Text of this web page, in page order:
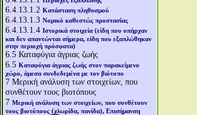
6.4.13.1.2 Κατάσταση πληθυσμού
6.4.13.1.3 Νομικό καθεστώς προστασίας
6.4.13.1.4 Ιστορικά στοιχεία (είδη που υπήρχαν
και δεν απαντώνται σήμερα, είδη που εξαπλώθηκαν
στην περιοχή πρόσφατα)
6.5 Καταφύγια άγριας ζωής
6.5 Καταφύγια άγριας ζωής στον παρακείμενο
χώρο, άμεσα συνδεδεμένα με τον βιότοπο
7 Μερική ανάλυση των στοιχείων, που
συνθέτουν τους βιοτόπους
7 Μερική ανάλυση των στοιχείων, που συνθέτουν
τους βιοτόπους (χλωρίδα, πανίδα), Επισήμανση